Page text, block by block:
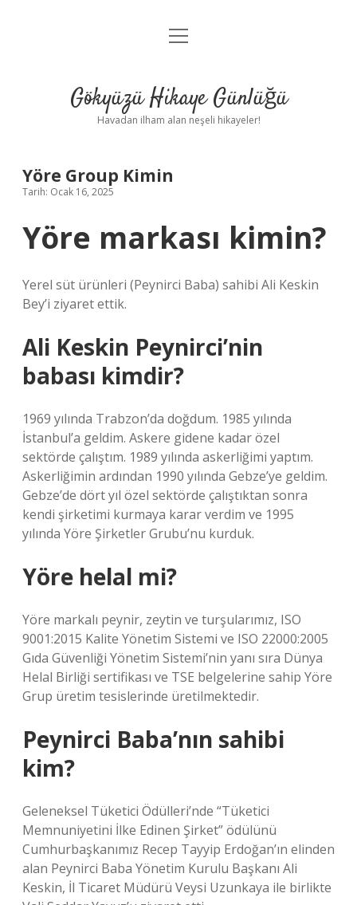
Anasayfa
Yasal Uyarı
menüyü
Gökyüzü Hikaye Günlüğü
Havadan ilham alan neşeli hikayeler!
Yöre Group Kimin
Tarih: Ocak 16, 2025
Yöre markası kimin?
Yerel süt ürünleri (Peynirci Baba) sahibi Ali Keskin
Bey’i ziyaret ettik.
Ali Keskin Peynirci’nin
babası kimdir?
1969 yılında Trabzon’da doğdum. 1985 yılında
İstanbul’a geldim. Askere gidene kadar özel
sektörde çalıştım. 1989 yılında askerliğimi yaptım.
Askerliğimin ardından 1990 yılında Gebze’ye geldim.
Gebze’de dört yıl özel sektörde çalıştıktan sonra
kendi şirketimi kurmaya karar verdim ve 1995
yılında Yöre Şirketler Grubu’nu kurduk.
Yöre helal mi?
Yöre markalı peynir, zeytin ve turşularımız, ISO
9001:2015 Kalite Yönetim Sistemi ve ISO 22000:2005
Gıda Güvenliği Yönetim Sistemi’nin yanı sıra Dünya
Helal Birliği sertifikası ve TSE belgelerine sahip Yöre
Grup üretim tesislerinde üretilmektedir.
Peynirci Baba’nın sahibi
kim?
Geleneksel Tüketici Ödülleri’nde “Tüketici
Memnuniyetini İlke Edinen Şirket” ödülünü
Cumhurbaşkanımız Recep Tayyip Erdoğan’ın elinden
alan Peynirci Baba Yönetim Kurulu Başkanı Ali
Keskin, İl Ticaret Müdürü Veysi Uzunkaya ile birlikte